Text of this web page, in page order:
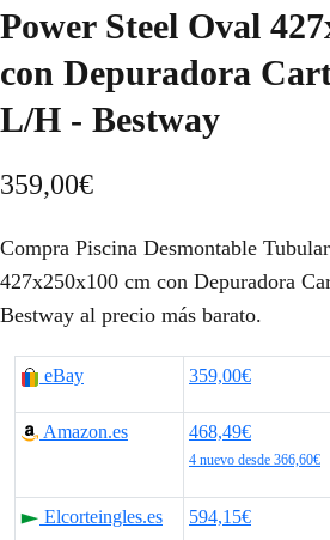
Power Steel Oval
con Depuradora
L/H - Bestway
359,00€
Compra Piscina Desmontable
427x250x100 cm con Depuradora
Bestway al precio más barato.
eBay 359,00€
Amazon.es 468,49€
4 nuevo desde 366,60€
Elcorteingles.es 594,15€